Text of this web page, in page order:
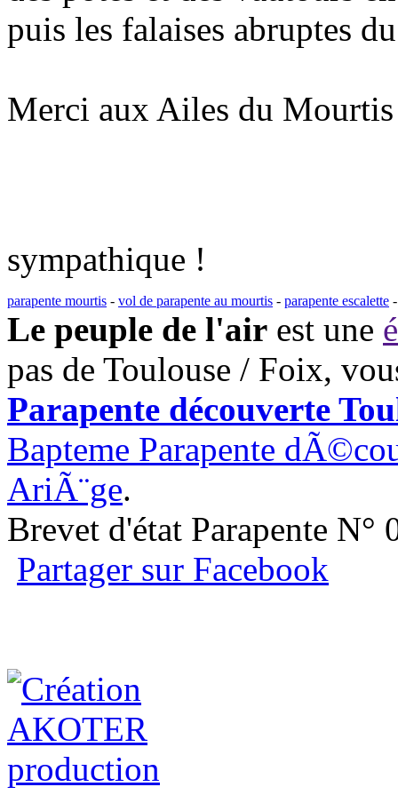
puis les falaises abruptes
Merci aux Ailes du
sympathique !
parapente mourtis - vol de parapente au mourtis - parapente escalette
Le peuple de l'air est une
pas de Toulouse / Foix,
Parapente découverte
Bapteme Parapente
AriÃ¨ge.
Brevet d'état Parapente N°
Partager sur Facebook